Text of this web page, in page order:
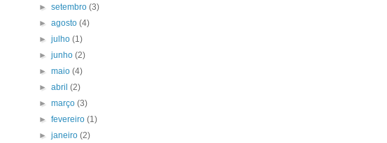
►setembro(3)
►agosto(4)
►julho(1)
►junho(2)
►maio(4)
►abril(2)
►março(3)
►fevereiro(1)
►janeiro(2)